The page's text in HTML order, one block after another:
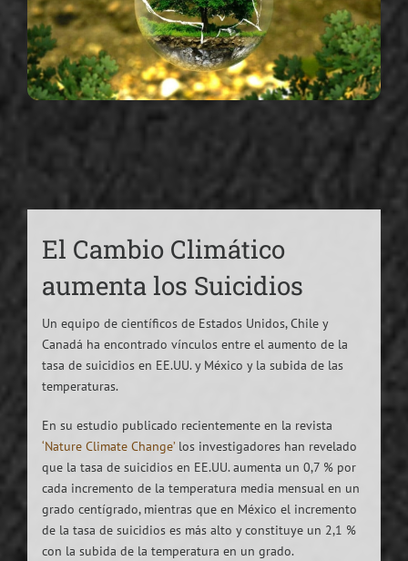
El Cambio Climático
aumenta los Suicidios
Un equipo de científicos de Estados Unidos, Chile y
Canadá ha encontrado vínculos entre el aumento de la
tasa de suicidios en EE.UU. y México y la subida de las
temperaturas.
En su estudio publicado recientemente en la revista
‘Nature Climate Change’los investigadores han revelado
que la tasa de suicidios en EE.UU. aumenta un 0,7 % por
cada incremento de la temperatura media mensual en un
grado centígrado, mientras que en México el incremento
de la tasa de suicidios es más alto y constituye un 2,1 %
con la subida de la temperatura en un grado.